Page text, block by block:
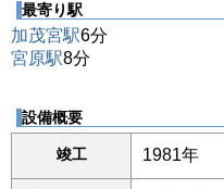
最寄り駅
加茂宮駅6分
宮原駅8分
設備概要
竣工 1981年